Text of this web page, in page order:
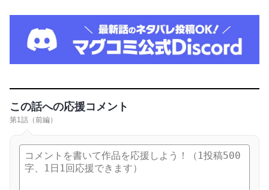
この話への応援コメント
第1話（前編）